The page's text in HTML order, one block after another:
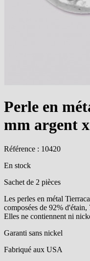
Perle en
mm argent
Référence : 10420
En stock
Sachet de 2 pièces
Les perles en métal
composées de 92%
Elles ne contiennent ni
Garanti sans nickel
Fabriqué aux USA